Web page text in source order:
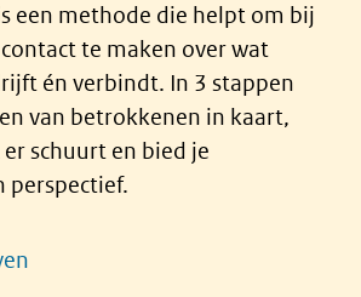
een methode die helpt om bij
te maken over wat
én verbindt. In 3 stappen
van betrokkenen in kaart,
schuurt en bied je
perspectief.